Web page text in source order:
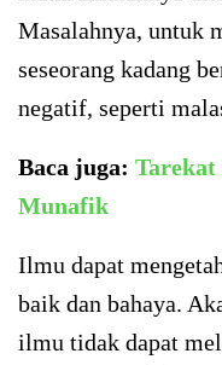
Masalahnya, untuk
seseorang kadang
negatif, seperti
Baca juga: Tarekat
Munafik
Ilmu dapat
baik dan bahaya.
ilmu tidak dapat